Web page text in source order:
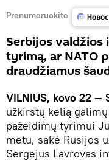
Prenumeruokite
Serbijos
tyrimą, ar NATO
draudžiamus
VILNIUS, kovo 22 —
užkirstų kelią
pažeidimų tyrimui
metu, sakė Rusijos
Sergejus Lavrovas